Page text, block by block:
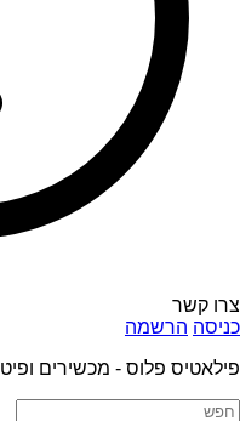
צרו קשר
כניסה הרשמה
פילאטיס פלוס - מכשירים